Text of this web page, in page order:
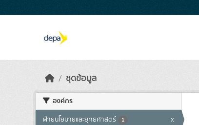
ชุดข้อมูล
องค์กร
ฝ่ายนโยบายและยุทธศาสตร์ 1 x